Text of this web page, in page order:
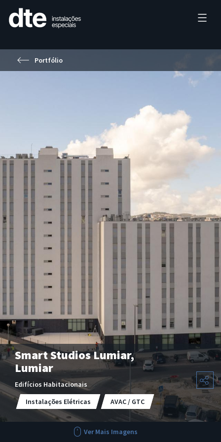
Portfólio
Smart Studios Lumiar,
Lumiar
Edifícios Habitacionais
Instalações Elétricas
AVAC / GTC
Ver Mais Imagens